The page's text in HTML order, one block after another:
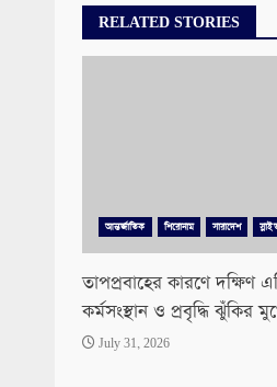
RELATED STORIES
আন্তর্জাতিক শিরোনাম সারাদেশ
তাপপ্রবাহের কারণে দক্ষিণ
কর্মসংস্থান ও প্রবৃদ্ধি ঝুঁকির
July 31, 2026